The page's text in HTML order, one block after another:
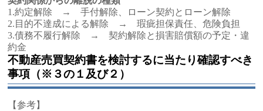
1.約定解除 → 手付解除、ローン契約とローン解除
2.目的不達成による解除 → 瑕疵担保責任、危険負担
3.債務不履行解除 → 契約解除と損害賠償額の予定・違
約金
不動産売買契約書を検討するに当たり確認すべき
事項（※３の１及び２）
【参考】